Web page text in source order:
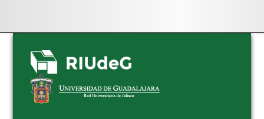
Skip
navigation